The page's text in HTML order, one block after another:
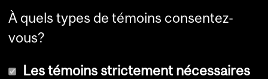
Contact
À quels types de témoins consentez-
vous?
Les témoins strictement nécessaires